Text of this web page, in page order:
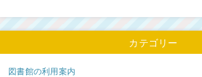
カテゴリー
図書館の利用案内